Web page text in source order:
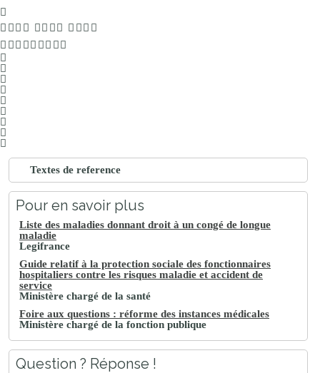
Textes de reference
Pour en savoir plus
Liste des maladies donnant droit à un congé de longue
maladie
Legifrance
Guide relatif à la protection sociale des fonctionnaires
hospitaliers contre les risques maladie et accident de
service
Ministère chargé de la santé
Foire aux questions : réforme des instances médicales
Ministère chargé de la fonction publique
Question ? Réponse !